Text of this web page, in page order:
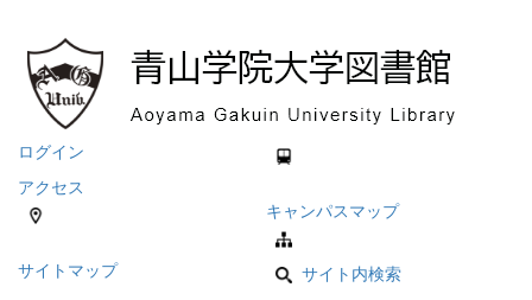
ログイン
アクセス
キャンパスマップ
サイトマップ サイト内検索